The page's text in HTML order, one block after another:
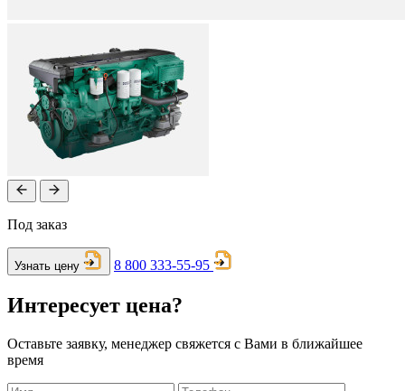
Под заказ
Узнать цену 8 800 333-55-95
Интересует цена?
Оставьте заявку, менеджер свяжется с Вами в ближайшее
время